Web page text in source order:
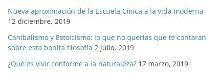
Nueva aproximación de la Escuela Cínica a la vida moderna
12 diciembre, 2019
Canibalismo y Estoicismo: lo que no querías que te contaran
sobre esta bonita filosofía 2 julio, 2019
¿Qué es vivir conforme a la naturaleza? 17 marzo, 2019